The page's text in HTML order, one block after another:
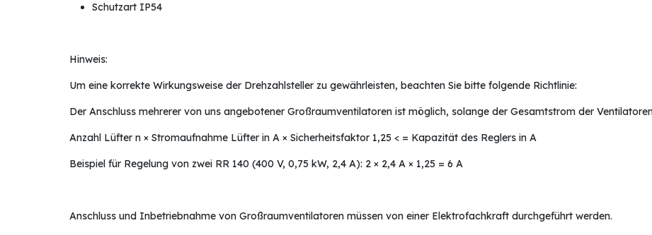
Schutzart IP54
Hinweis:
Um eine korrekte Wirkungsweise der Drehzahlsteller zu gewährleisten, beachten Sie bitte folgende Richtlinie:
Der Anschluss mehrerer von uns angebotener Großraumventilatoren ist möglich, solange der Gesamtstrom der
Anzahl Lüfter n × Stromaufnahme Lüfter in A × Sicherheitsfaktor 1,25 < = Kapazität des Reglers in A
Beispiel für Regelung von zwei RR 140 (400 V, 0,75 kW, 2,4 A): 2 × 2,4 A × 1,25 = 6 A
Anschluss und Inbetriebnahme von Großraumventilatoren müssen von einer Elektrofachkraft durchgeführt werden.